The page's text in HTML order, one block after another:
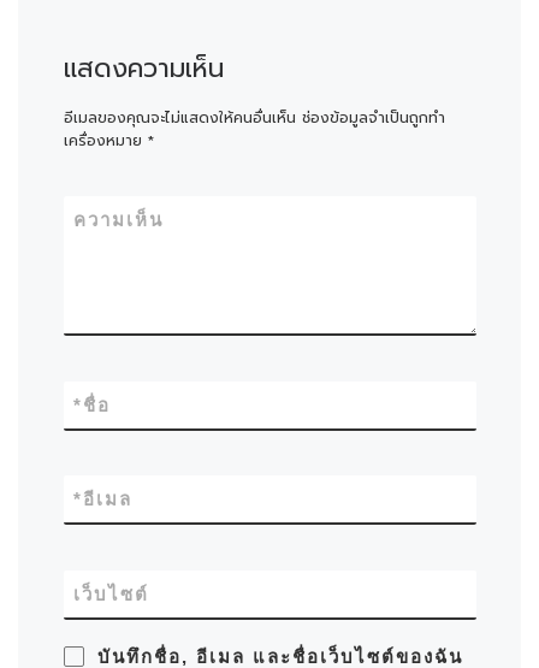
แสดงความเห็น
อีเมลของคุณจะไม่แสดงให้คนอื่นเห็น ช่องข้อมูลจำเป็นถูกทำ
เครื่องหมาย *
ความเห็น
ชื่อ
*
อีเมล
*
เว็บไซต์
บันทึกชื่อ, อีเมล และชื่อเว็บไซต์ของฉัน